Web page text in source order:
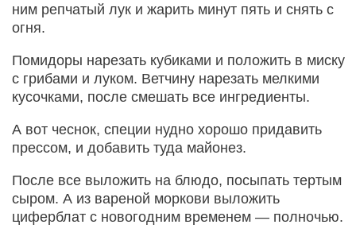
ним репчатый лук и жарить минут пять и снять с
огня.
Помидоры нарезать кубиками и положить в миску
с грибами и луком. Ветчину нарезать мелкими
кусочками, после смешать все ингредиенты.
А вот чеснок, специи нудно хорошо придавить
прессом, и добавить туда майонез.
После все выложить на блюдо, посыпать тертым
сыром. А из вареной моркови выложить
циферблат с новогодним временем — полночью.